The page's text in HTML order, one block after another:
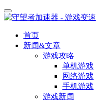
首页
新闻&文章
游戏攻略
单机游戏
网络游戏
手机游戏
游戏新闻